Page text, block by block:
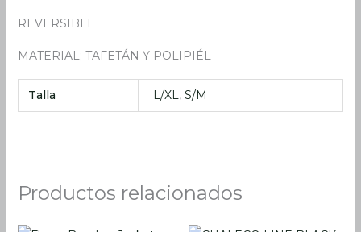
REVERSIBLE
MATERIAL; TAFETÁN Y POLIPIÉL
Talla L/XL,S/M
Productos relacionados